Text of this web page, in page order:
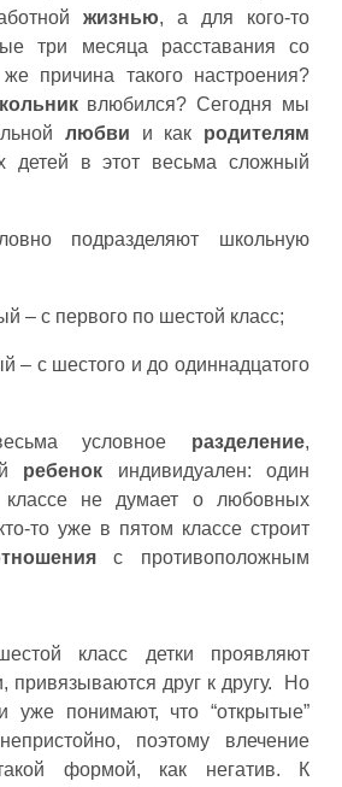
жизнью, а для кого-то
три месяца расставания со
причина такого настроения?
влюбился? Сегодня мы
любви и как родителям
детей в этот весьма сложный
подразделяют школьную
– с первого по шестой класс;
– с шестого и до одиннадцатого
условное разделение,
ребенок индивидуален: один
не думает о любовных
то уже в пятом классе строит
с противоположным
класс детки проявляют
привязываются друг к другу. Но
понимают, что “открытые”
поэтому влечение
формой, как негатив. К